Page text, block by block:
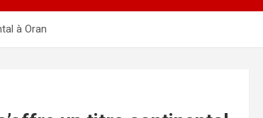
à Oran